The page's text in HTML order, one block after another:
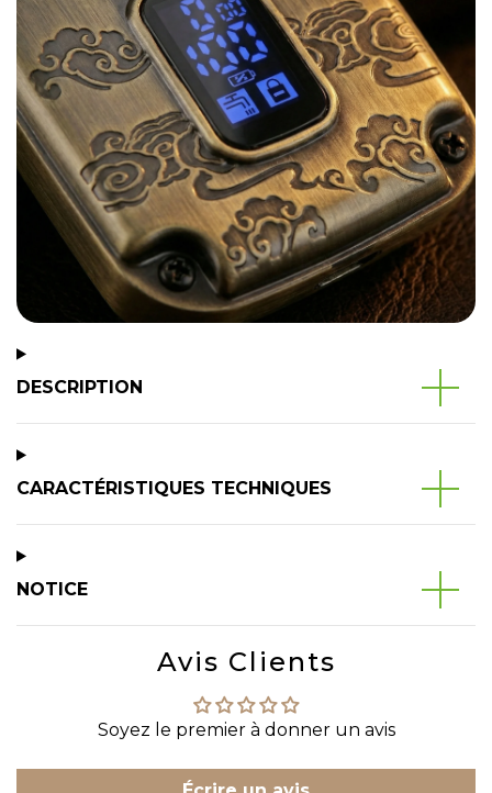
DESCRIPTION
CARACTÉRISTIQUES TECHNIQUES
NOTICE
Avis Clients
Soyez le premier à donner un avis